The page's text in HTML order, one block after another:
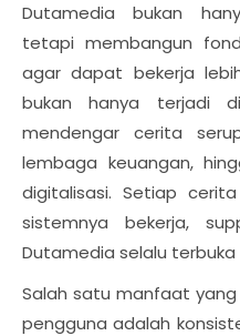
Dutamedia bukan
tetapi membangun
agar dapat bekerja
bukan hanya terjadi
mendengar cerita
lembaga keuangan,
digitalisasi. Setiap
sistemnya bekerja,
Dutamedia selalu
Salah satu manfaat
pengguna adalah